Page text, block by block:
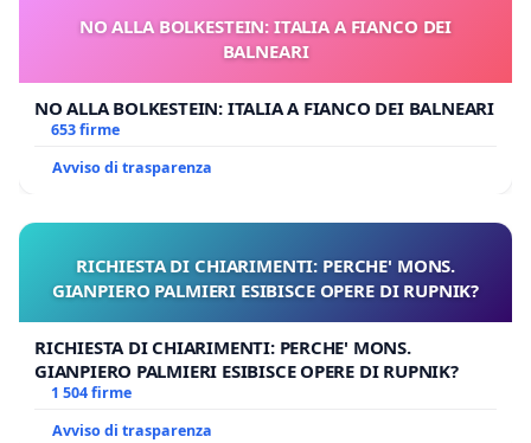
NO ALLA BOLKESTEIN: ITALIA A FIANCO DEI
BALNEARI
NO ALLA BOLKESTEIN: ITALIA A FIANCO DEI BALNEARI
653 firme
Avviso di trasparenza
RICHIESTA DI CHIARIMENTI: PERCHE' MONS.
GIANPIERO PALMIERI ESIBISCE OPERE DI RUPNIK?
RICHIESTA DI CHIARIMENTI: PERCHE' MONS.
GIANPIERO PALMIERI ESIBISCE OPERE DI RUPNIK?
1 504 firme
Avviso di trasparenza